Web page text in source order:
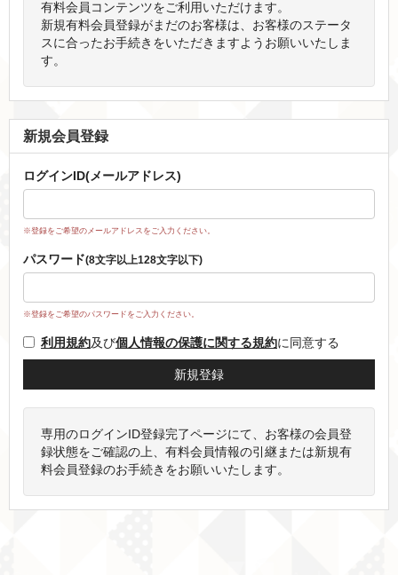
有料会員コンテンツをご利用いただけます。
新規有料会員登録がまだのお客様は、お客様のステータ
スに合ったお手続きをいただきますようお願いいたしま
す。
新規会員登録
ログインID(メールアドレス)
※登録をご希望のメールアドレスをご入力ください。
パスワード(8文字以上128文字以下)
※登録をご希望のパスワードをご入力ください。
利用規約及び個人情報の保護に関する規約に同意する
専用のログインID登録完了ページにて、お客様の会員登
録状態をご確認の上、有料会員情報の引継または新規有
料会員登録のお手続きをお願いいたします。